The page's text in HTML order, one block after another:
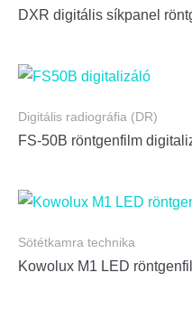
DXR digitális síkpanel
Digitális radiográfia (DR)
FS-50B röntgenfilm
Sötétkamra technika
Kowolux M1 LED